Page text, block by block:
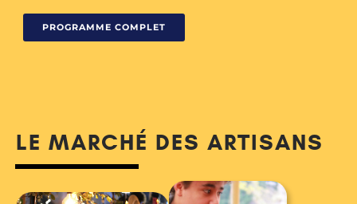
PROGRAMME COMPLET
LE MARCHÉ DES ARTISANS